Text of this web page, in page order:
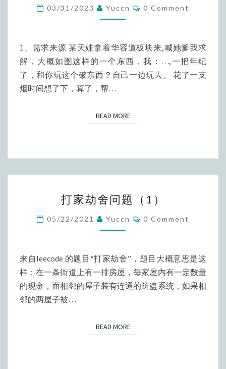
问
题-
序
求
解，
现
03/31/2023 Yuccn Comments
0 Comment
1、需求来源 某天娃拿着华容道板块来,喊她爹我求
解，大概如图这样的一个东西，我：…,一把年纪
了，和你玩这个破东西？自己一边玩去。 花了一支
烟时间想了下，算了，帮…
READ MOREREAD MORE
家
劫
舍
题
（1）
打家劫舍问题（1）
05/22/2021 Yuccn Comments
0 Comment
来自leecode 的题目“打家劫舍”，题目大概意思是这
样：在一条街道上有一排房屋，每家屋内有一定数量
的现金，而相邻的屋子装有连通的防盗系统，如果相
邻的两屋子被…
READ MOREREAD MORE